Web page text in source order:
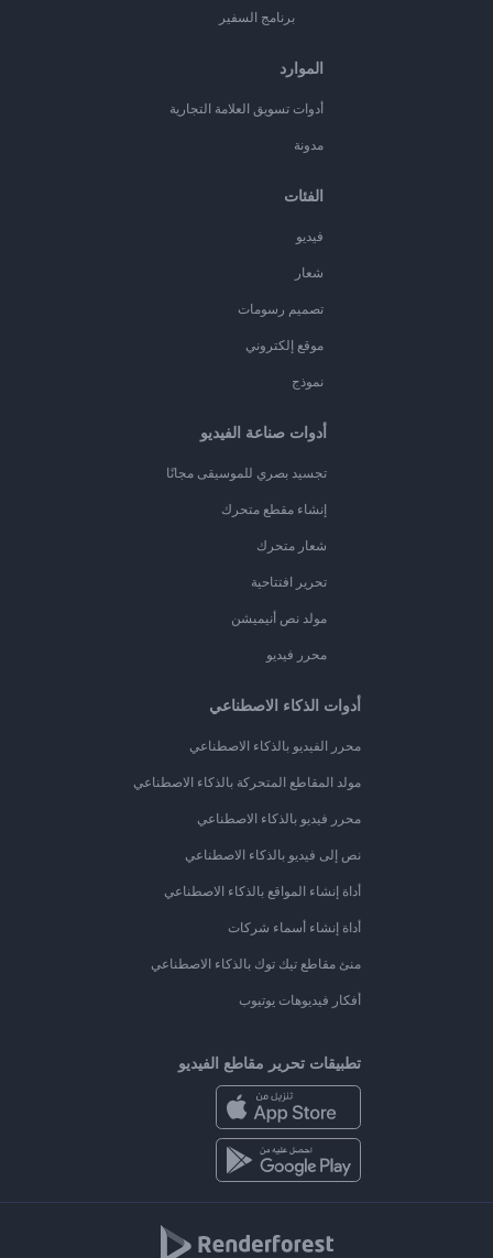
برنامج السفير
الموارد
أدوات تسويق العلامة التجارية
مدونة
الفئات
فيديو
شعار
تصميم رسومات
موقع إلكتروني
نموذج
أدوات صناعة الفيديو
تجسيد بصري للموسيقى مجانًا
إنشاء مقطع متحرك
شعار متحرك
تحرير افتتاحية
مولد نص أنيميشن
محرر فيديو
أدوات الذكاء الاصطناعي
محرر الفيديو بالذكاء الاصطناعي
مولد المقاطع المتحركة بالذكاء الاصطناعي
محرر فيديو بالذكاء الاصطناعي
نص إلى فيديو بالذكاء الاصطناعي
أداة إنشاء المواقع بالذكاء الاصطناعي
أداة إنشاء أسماء شركات
منئ مقاطع تيك توك بالذكاء الاصطناعي
أفكار فيديوهات يوتيوب
تطبيقات تحرير مقاطع الفيديو